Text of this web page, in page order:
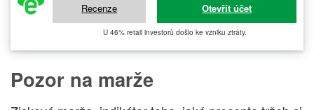
Recenze Otevřít účet
U 46% retail investorů došlo ke vzniku ztráty.
Pozor na marže